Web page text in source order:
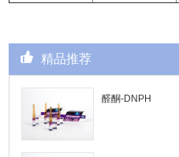
精品推荐
醛酮-DNPH